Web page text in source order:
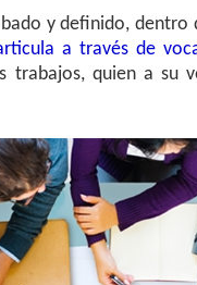
y definido, dentro
a través de
quien a su